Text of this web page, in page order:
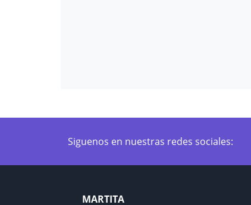
Siguenos en nuestras redes sociales:
MARTITA